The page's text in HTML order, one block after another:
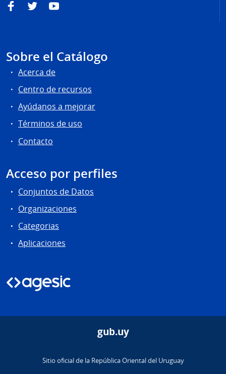
FacebookTwitterYouTube
Sobre el Catálogo
Acerca de
Centro de recursos
Ayúdanos a mejorar
Términos de uso
Contacto
Acceso por perfiles
Conjuntos de Datos
Organizaciones
Categorias
Aplicaciones
gub.uy
Sitio oficial de la República Oriental del Uruguay